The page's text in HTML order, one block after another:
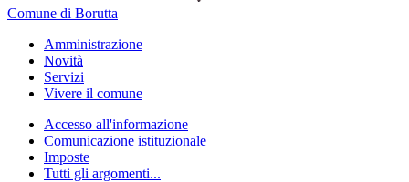
Comune di Borutta
Amministrazione
Novità
Servizi
Vivere il comune
Accesso all'informazione
Comunicazione istituzionale
Imposte
Tutti gli argomenti...